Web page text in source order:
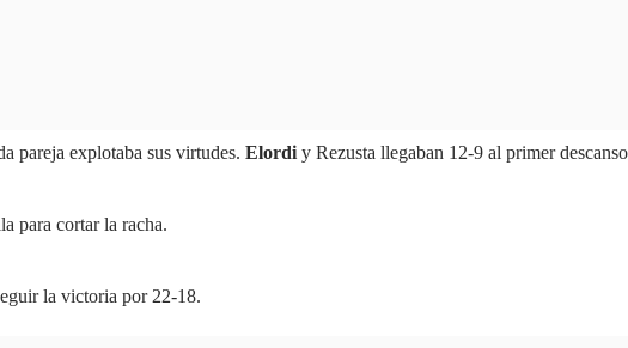
pareja explotaba sus virtudes. Elordi y Rezusta llegaban 12-9 al primer descanso
para cortar la racha.
la victoria por 22-18.